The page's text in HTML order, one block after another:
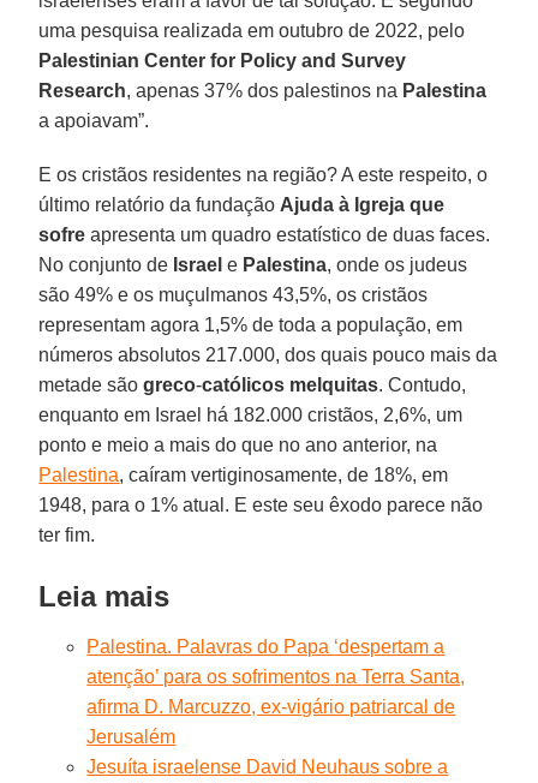
uma pesquisa realizada em outubro de 2022, pelo
Palestinian Center for Policy and Survey
Research, apenas 37% dos palestinos na Palestina
a apoiavam”.
E os cristãos residentes na região? A este respeito, o
último relatório da fundação Ajuda à Igreja que
sofre apresenta um quadro estatístico de duas faces.
No conjunto de Israel e Palestina, onde os judeus
são 49% e os muçulmanos 43,5%, os cristãos
representam agora 1,5% de toda a população, em
números absolutos 217.000, dos quais pouco mais da
metade sãogreco-católicos melquitas. Contudo,
enquanto em Israel há 182.000 cristãos, 2,6%, um
ponto e meio a mais do que no ano anterior, na
Palestina, caíram vertiginosamente, de 18%, em
1948, para o 1% atual. E este seu êxodo parece não
ter fim.
Leia mais
Palestina. Palavras do Papa ‘despertam a
atenção’ para os sofrimentos na Terra Santa,
afirma D. Marcuzzo, ex-vigário patriarcal de
Jerusalém
Jesuíta israelense David Neuhaus sobre a